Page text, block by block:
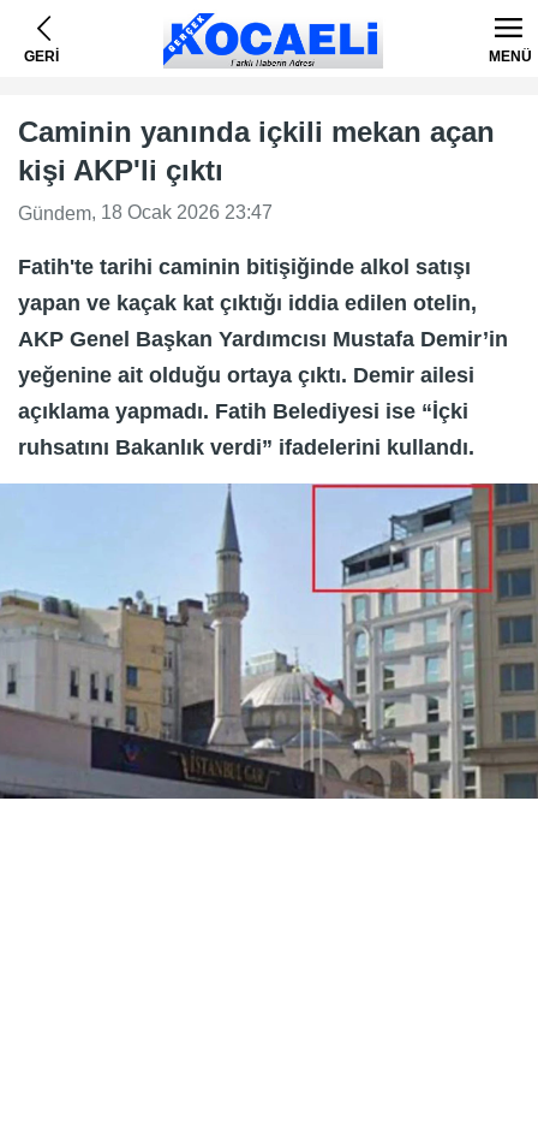
GERİ MENÜ
Caminin yanında içkili mekan açan
kişi AKP'li çıktı
Gündem, 18 Ocak 2026 23:47
Fatih'te tarihi caminin bitişiğinde alkol satışı
yapan ve kaçak kat çıktığı iddia edilen otelin,
AKP Genel Başkan Yardımcısı Mustafa Demir’in
yeğenine ait olduğu ortaya çıktı. Demir ailesi
açıklama yapmadı. Fatih Belediyesi ise “İçki
ruhsatını Bakanlık verdi” ifadelerini kullandı.